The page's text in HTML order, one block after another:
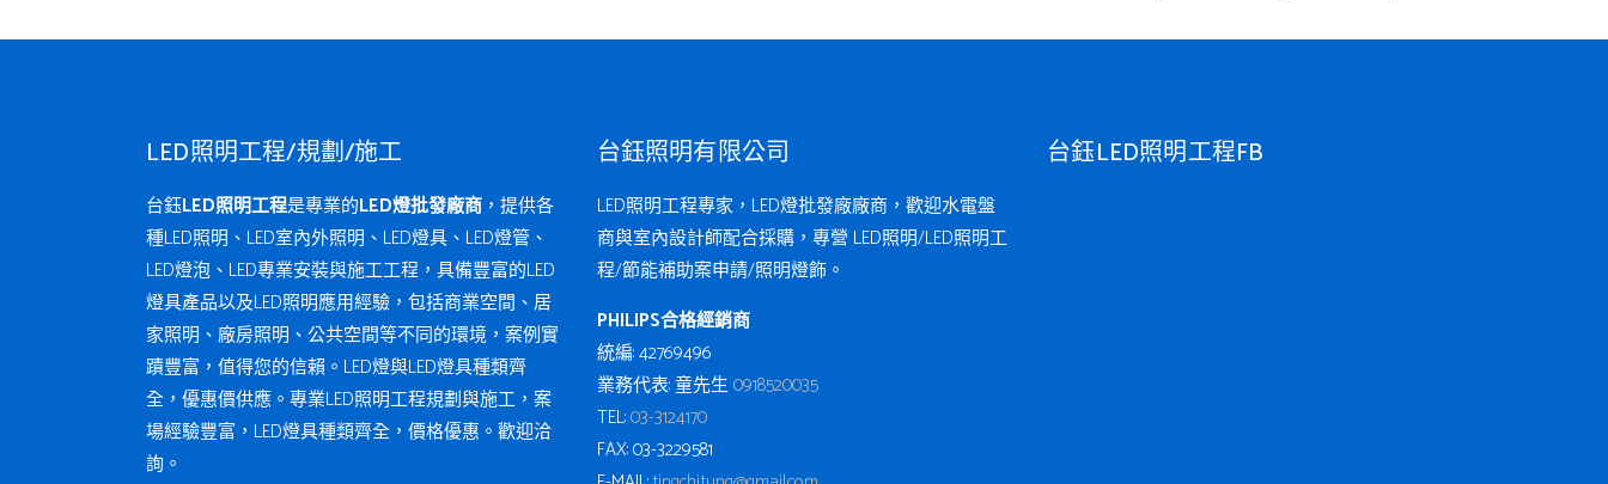
LED照明工程/規劃/施工
台鈺LED照明工程是專業的LED燈批發廠商 ，提供各
種LED照明、LED室內外照明、LED燈具、LED燈管、
LED燈泡、LED專業安裝與施工工程，具備豐富的LED
燈具產品以及LED照明應用經驗，包括商業空間、居
家照明、廠房照明、公共空間等不同的環境，案例實
蹟豐富，值得您的信賴。LED燈與LED燈具種類齊
全，優惠價供應。專業LED照明工程規劃與施工，案
場經驗豐富，LED燈具種類齊全，價格優惠。歡迎洽
詢。
台鈺照明有限公司
LED照明工程專家，LED燈批發廠廠商，歡迎水電盤
商與室內設計師配合採購，專營 LED照明/LED照明工
程/節能補助案申請/照明燈飾。
PHILIPS合格經銷商
統編: 42769496
業務代表: 童先生0918520035
TEL:03-3124170
FAX: 03-3229581
台鈺LED照明工程FB